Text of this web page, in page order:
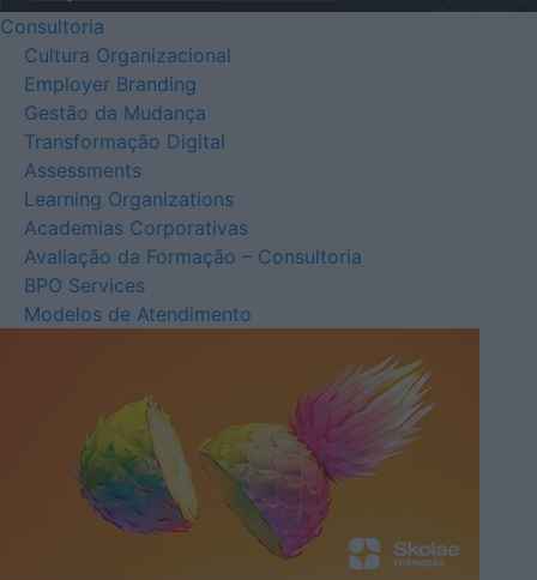
Consultoria
Cultura Organizacional
Employer Branding
Gestão da Mudança
Transformação Digital
Assessments
Learning Organizations
Academias Corporativas
Avaliação da Formação – Consultoria
BPO Services
Modelos de Atendimento